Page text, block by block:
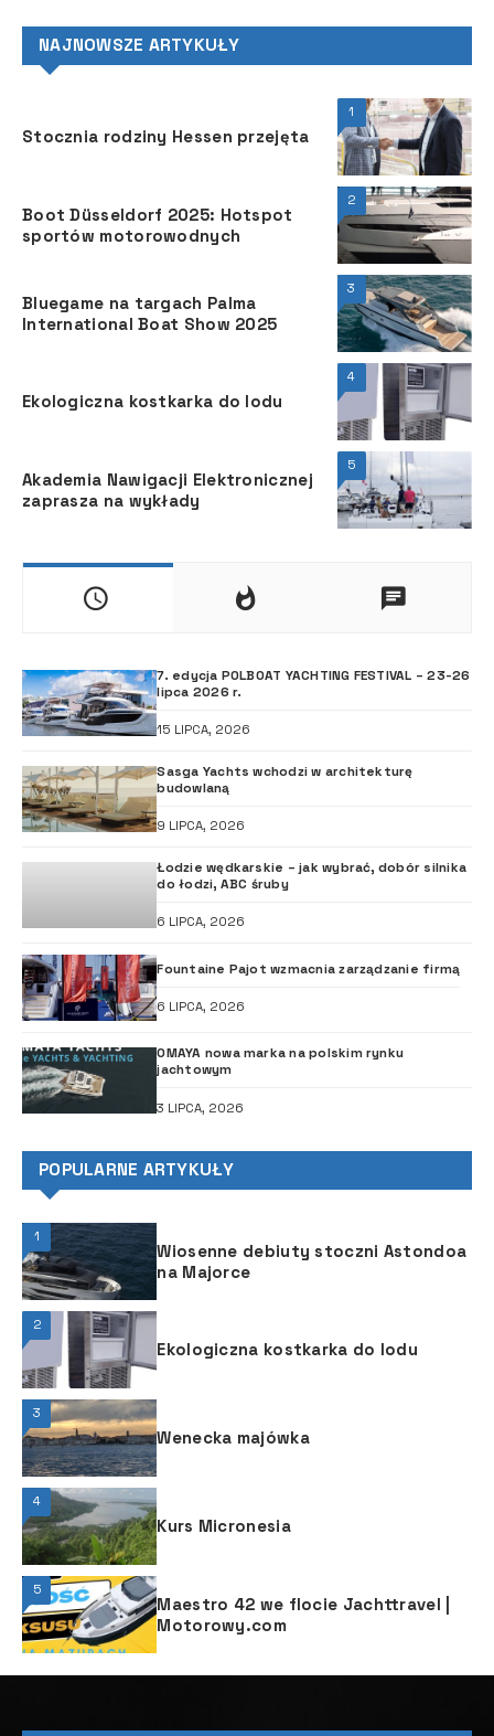
NAJNOWSZE ARTYKUŁY
1
Stocznia rodziny Hessen przejęta
2
Boot Düsseldorf 2025: Hotspot
sportów motorowodnych
3
Bluegame na targach Palma
International Boat Show 2025
4
Ekologiczna kostkarka do lodu
5
Akademia Nawigacji Elektronicznej
zaprasza na wykłady
7. edycja POLBOAT YACHTING FESTIVAL – 23-26
lipca 2026 r.
15 LIPCA, 2026
Sasga Yachts wchodzi w architekturę
budowlaną
9 LIPCA, 2026
Łodzie wędkarskie – jak wybrać, dobór silnika
do łodzi, ABC śruby
6 LIPCA, 2026
Fountaine Pajot wzmacnia zarządzanie firmą
6 LIPCA, 2026
OMAYA nowa marka na polskim rynku
jachtowym
3 LIPCA, 2026
POPULARNE ARTYKUŁY
1
Wiosenne debiuty stoczni Astondoa
na Majorce
2
Ekologiczna kostkarka do lodu
3
Wenecka majówka
4
Kurs Micronesia
5
Maestro 42 we flocie Jachttravel |
Motorowy.com